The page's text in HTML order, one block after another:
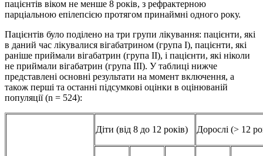
пацієнтів віком не менше 8 років, з рефрактерною
парціальною епілепсією протягом принаймні одного року.
Пацієнтів було поділено на три групи лікування: пацієнти, які
в даний час лікувалися вігабатрином (група I), пацієнти, які
раніше приймали вігабатрин (група II), і пацієнти, які ніколи
не приймали вігабатрин (група III). У таблиці нижче
представлені основні результати на момент включення, а
також перші та останні підсумкові оцінки в оцінюваній
популяції (n = 524):
Діти (від 8 до 12 років) Дорослі (> 12